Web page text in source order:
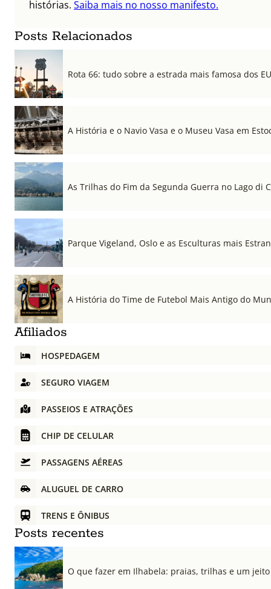
histórias. Saiba mais no nosso manifesto.
Posts Relacionados
Rota 66: tudo sobre a estrada mais famosa dos
A História e o Navio Vasa e o Museu Vasa em
As Trilhas do Fim da Segunda Guerra no Lago di
Parque Vigeland, Oslo e as Esculturas mais
A História do Time de Futebol Mais Antigo do
Afiliados
HOSPEDAGEM
SEGURO VIAGEM
PASSEIOS E ATRAÇÕES
CHIP DE CELULAR
PASSAGENS AÉREAS
ALUGUEL DE CARRO
TRENS E ÔNIBUS
Posts recentes
O que fazer em Ilhabela: praias, trilhas e um